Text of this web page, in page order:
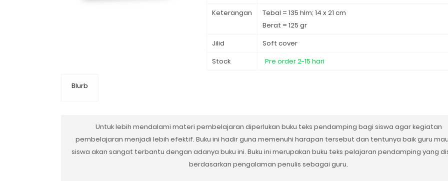
Keterangan
Tebal = 135 hlm; 14 x 21 cm
Berat = 125 gr
Jilid
Soft cover
Stock
Pre order 2-15 hari
Blurb
Untuk lebih mendalami materi pembelajaran diperlukan buku teks pendamping bagi siswa agar kegiatan
pembelajaran menjadi lebih efektif. Buku ini hadir guna memenuhi harapan tersebut dan tentunya baik guru
siswa akan sangat terbantu dengan adanya buku ini. Buku ini merupakan buku teks pelajaran pendamping yang
berdasarkan pengalaman penulis sebagai guru.⁣